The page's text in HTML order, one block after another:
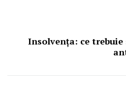
Insolvența: ce trebuie